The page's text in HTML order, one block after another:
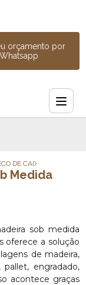
orçamento por
Whatsapp
PARA CARGA
DE CAIXA DE
Medida
sob medida
oferece a solução
de madeira,
engradado,
acontece graças